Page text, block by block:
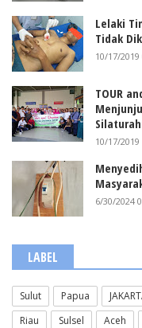
Lelaki
Tidak
10/17/2019
TOUR
10/17/2019
6/30/2024
LABEL
Sulut Papua
Riau
Sulsel Aceh